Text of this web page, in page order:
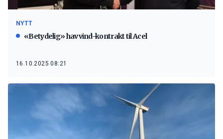
NYTT
«Betydelig» havvind-kontrakt til Acel
16.10.2025 08:21